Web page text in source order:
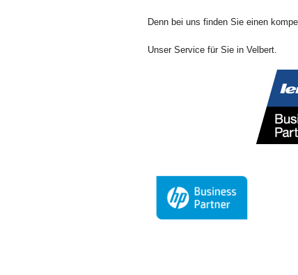
Denn bei uns finden Sie einen
Unser Service für Sie in Velbert.